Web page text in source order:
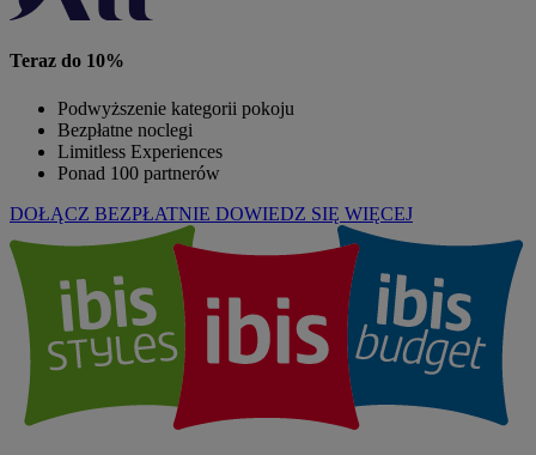
Teraz do 10%
Podwyższenie kategorii pokoju
Bezpłatne noclegi
Limitless Experiences
Ponad 100 partnerów
DOŁĄCZ BEZPŁATNIE DOWIEDZ SIĘ WIĘCEJ